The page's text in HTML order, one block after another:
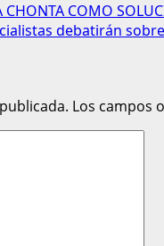
COMO
debatirán
Los campos